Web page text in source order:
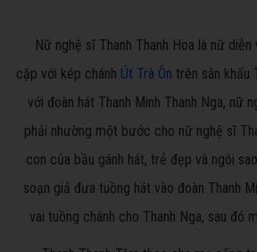
Nữ nghệ sĩ Thanh Thanh Hoa là nữ
cặp với kép chánh Út Trà Ôn trên sân khấu
với đoàn hát Thanh Minh Thanh Nga, nữ
phải nhường một bước cho nữ nghệ sĩ
con của bầu gánh hát, trẻ đẹp và ngôi
soạn giả đưa tuồng hát vào đoàn Thanh
vai tuồng chánh cho Thanh Nga, sau đó